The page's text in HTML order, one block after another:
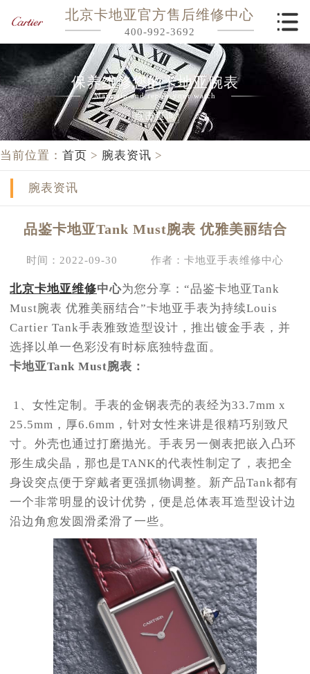
北京卡地亚官方售后维修中心
400-992-3692
保养维修您的卡地亚腕表
Maintain and repair your watch
点击查询
当前位置： 首页 > 腕表资讯 >
腕表资讯
品鉴卡地亚Tank Must腕表 优雅美丽结合
时间：2022-09-30 作者：卡地亚手表维修中心
北京卡地亚维修中心为您分享：“品鉴卡地亚Tank
Must腕表 优雅美丽结合”卡地亚手表为持续Louis
Cartier Tank手表雅致造型设计，推出镀金手表，并
选择以单一色彩没有时标底独特盘面。
卡地亚Tank Must腕表：
1、女性定制。手表的金钢表壳的表经为33.7mm x
25.5mm，厚6.6mm，针对女性来讲是很精巧别致尺
寸。外壳也通过打磨抛光。手表另一侧表把嵌入凸环
形生成尖晶，那也是TANK的代表性制定了，表把全
身设突点便于穿戴者更强抓物调整。新产品Tank都有
一个非常明显的设计优势，便是总体表耳造型设计边
沿边角愈发圆滑柔滑了一些。